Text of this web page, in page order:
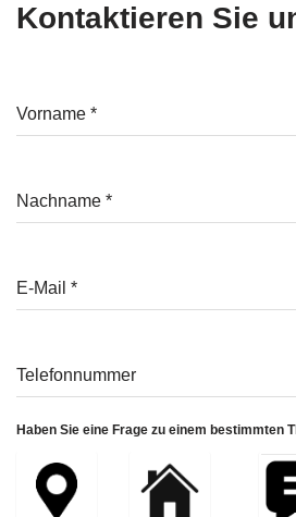
Kontaktieren Sie
Vorname *
Nachname *
E-Mail *
Telefonnummer
Haben Sie eine Frage zu einem bestimmten